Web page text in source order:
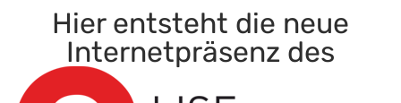
Hier entsteht die neue
Internetpräsenz des